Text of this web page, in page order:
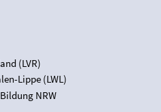
(LVR)
Lippe (LWL)
NRW